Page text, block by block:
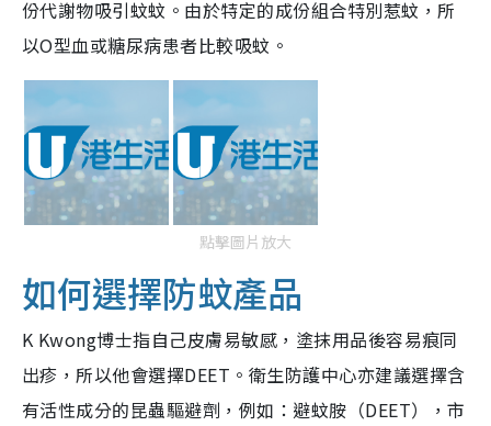
份代謝物吸引蚊蚊。由於特定的成份組合特別惹蚊，所
以O型血或糖尿病患者比較吸蚊。
點擊圖片放大
如何選擇防蚊產品
K Kwong博士指自己皮膚易敏感，塗抹用品後容易痕同
出疹，所以他會選擇DEET。衛生防護中心亦建議選擇含
有活性成分的昆蟲驅避劑，例如：避蚊胺（DEET），市